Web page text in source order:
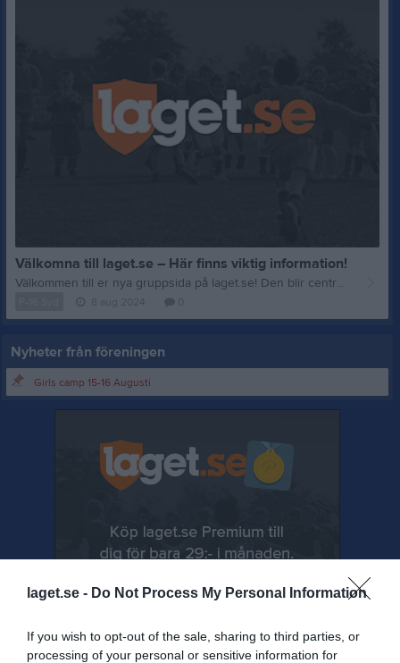
laget.se - Do Not Process My Personal Information
If you wish to opt-out of the sale, sharing to third parties, or
processing of your personal or sensitive information for
Välkomna till laget.se – Här finns viktig information!
Välkommen till er nya gruppsida på laget.se! Den blir central i all kommunikation mellan aktiva, ledare, föräldrar och andra intresserade. För att komma igång direkt med en bra kommunikation i och omkring gruppen finns ett antal viktiga punkter för sidans administratör: • Logga in och lägga till alla aktiva och ledare under Medlemmar. • Fylla på kalendern med alla inplanerade aktiviteter. Matcher läggs till via Serier medan träningar och andra aktiviteter läggs till via Aktiviteter. • Skriv nyheter löpande och berätta om verksamheten. I takt med att nya nyheter läggs till kommer den här nyhetstexten att försvinna. Om någon i gruppen har frågor om laget.se är man alltid välkommen att kontakta vår support på support@laget.se eller 019-15 44 00. Varmt välkomna till laget.se!
Nyheter från föreningen
Girls camp 15-16 Augusti